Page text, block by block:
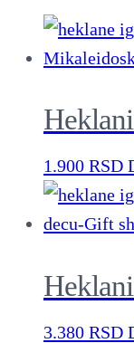
1.900 RSD
3.380 RSD